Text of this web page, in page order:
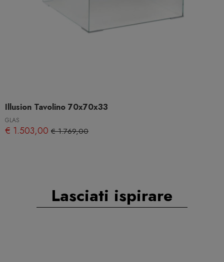
Illusion Tavolino 70x70x33
GLAS
€ 1.503,00 € 1.769,00
Lasciati ispirare